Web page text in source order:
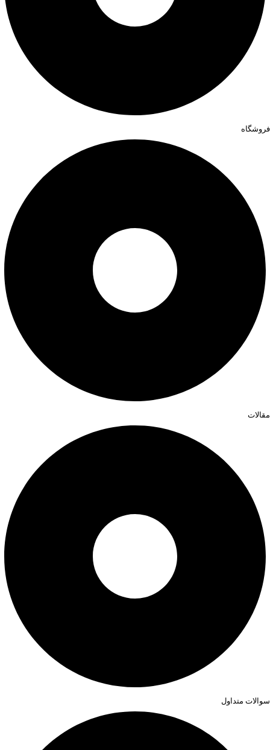
فروشگاه
مقالات
سوالات متداول